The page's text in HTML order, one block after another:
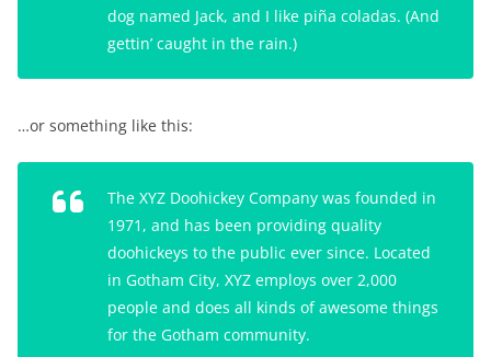
dog named Jack, and I like piña coladas. (And
gettin’ caught in the rain.)
…or something like this:
The XYZ Doohickey Company was founded in
1971, and has been providing quality
doohickeys to the public ever since. Located
in Gotham City, XYZ employs over 2,000
people and does all kinds of awesome things
for the Gotham community.